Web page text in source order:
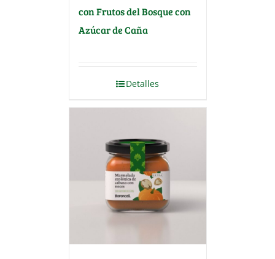
con Frutos del Bosque con
Azúcar de Caña
Detalles